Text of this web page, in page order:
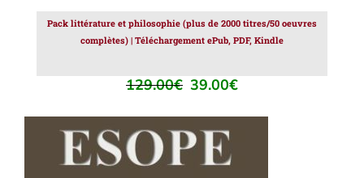
Pack littérature et philosophie (plus de 2000 titres/50 oeuvres
complètes) | Téléchargement ePub, PDF, Kindle
129.00€ Le
initial
était :
129.00€.
39.00€Le
actuel